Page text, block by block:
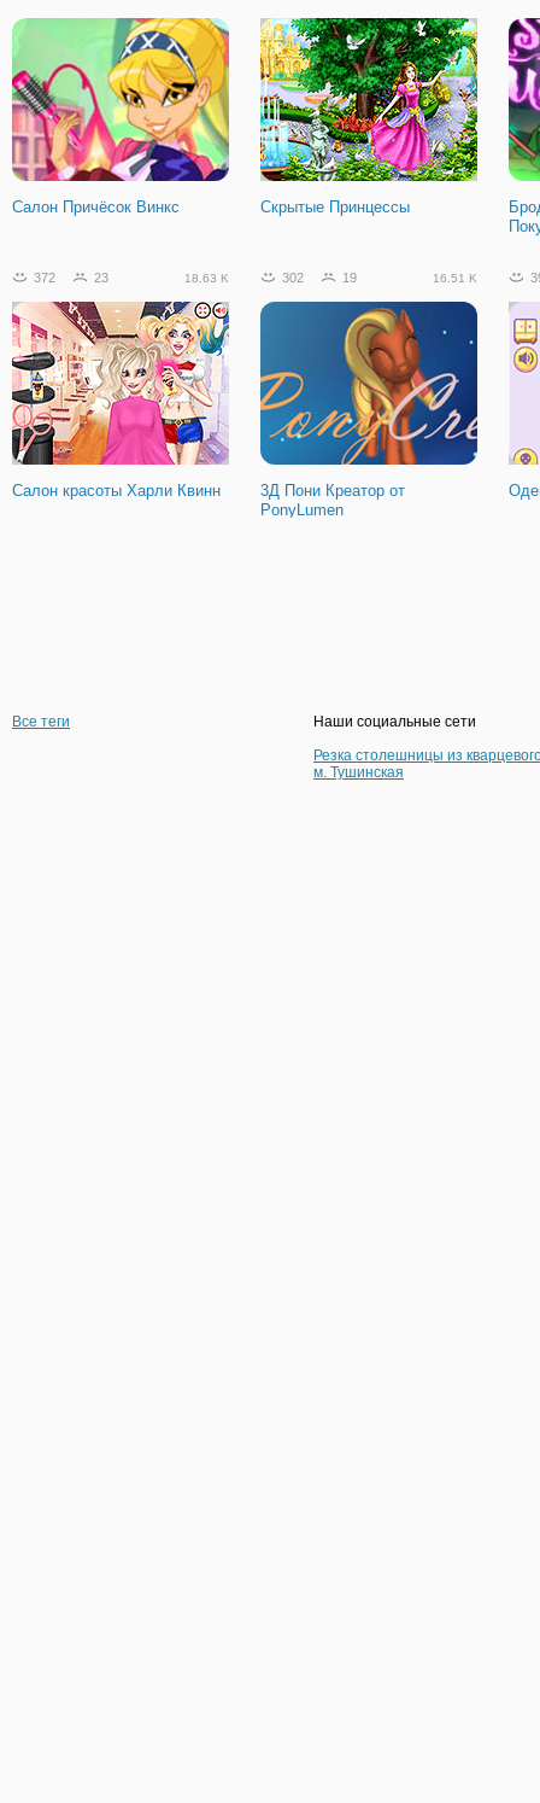
Заполнить лабиринт
Салон Причёсок Винкс Скрытые Принцессы
372 23 18.63 K
Салон красоты Харли Квинн
302 19 16.51 K
3Д Пони Креатор от
PonyLumen
Все теги
Наши социальные сети
Резка столешницы из
м. Тушинская